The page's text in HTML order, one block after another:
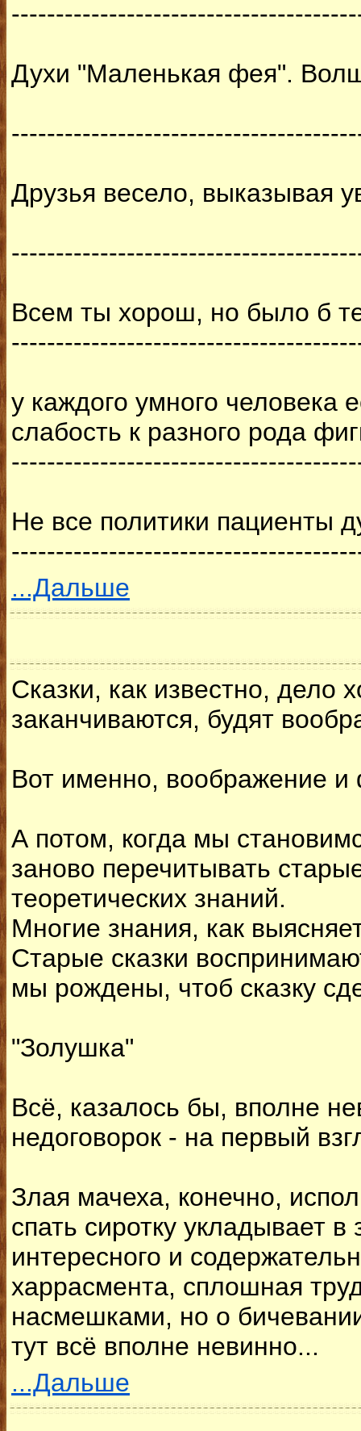
Духи "Маленькая фея".
Друзья весело, выказывая
Всем ты хорош, но было б
у каждого умного человека
слабость к разного рода
Не все политики пациенты
...Дальше
Сказки, как известно, дело
заканчиваются, будят
Вот именно, воображение
А потом, когда мы
заново перечитывать
теоретических знаний.
Многие знания, как
Старые сказки
мы рождены, чтоб сказку
"Золушка"
Всё, казалось бы, вполне
недоговорок - на первый
Злая мачеха, конечно,
спать сиротку укладывает
интересного и
харрасмента, сплошная
насмешками, но о
тут всё вполне невинно...
...Дальше